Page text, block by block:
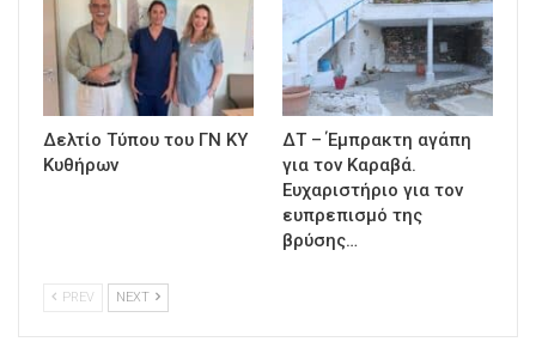
Δελτίο Τύπου του ΓΝ ΚΥ
Κυθήρων
ΔΤ – Έμπρακτη αγάπη
για τον Καραβά.
Ευχαριστήριο για τον
ευπρεπισμό της
βρύσης…
PREV NEXT